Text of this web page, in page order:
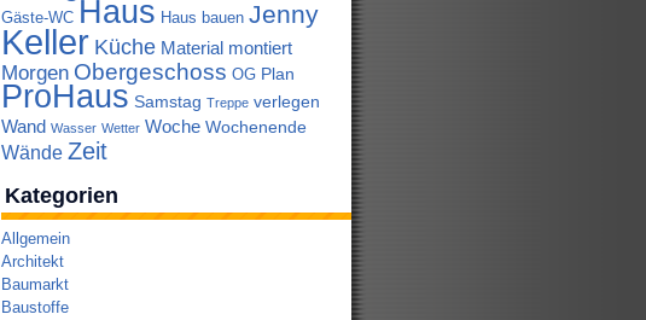
Gäste-WC Haus Haus bauen Jenny
Keller Küche Material montiert
Morgen Obergeschoss OG Plan
ProHaus Samstag Treppe verlegen
Wand Wasser Wetter Woche Wochenende
Wände Zeit
Kategorien
Allgemein
Architekt
Baumarkt
Baustoffe